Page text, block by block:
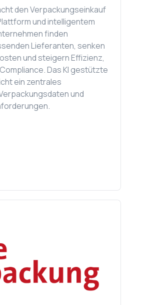
den Verpackungseinkauf
und intelligentem
finden
Lieferanten, senken
und steigern Effizienz,
Das KI gestützte
ein zentrales
und